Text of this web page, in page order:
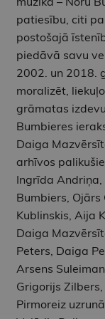
patiesību, citi
postošajā
piedāvā savu
2002. un 2018.
moralizēt,
grāmatas
Bumbieres
Daiga
arhīvos
Ingrīda
Bumbiers,
Kublinskis, Aija
Daiga
Peters, Daiga
Arsens
Grigorijs
Pirmoreiz